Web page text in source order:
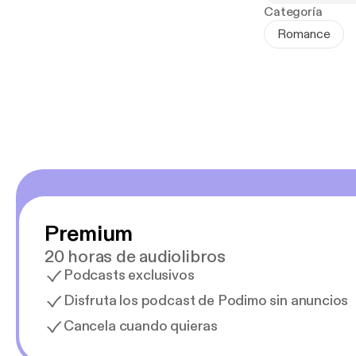
Pero aunque
de sus
• Romance
Categoría
Romance
Premium
20 horas de audiolibros
Podcasts exclusivos
Disfruta los podcast de Podimo sin anuncios
Cancela cuando quieras